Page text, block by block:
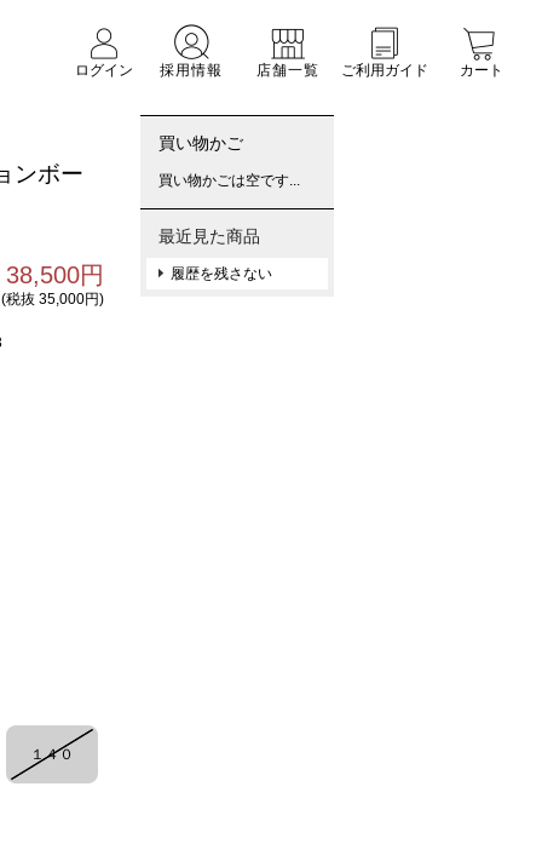
ログイン
採用情報 店舗一覧 ご利用ガイド カート
ンボー
38,500円
(税抜 35,000円)
１４０
買い物かご
買い物かごは空です...
最近見た商品
履歴を残さない